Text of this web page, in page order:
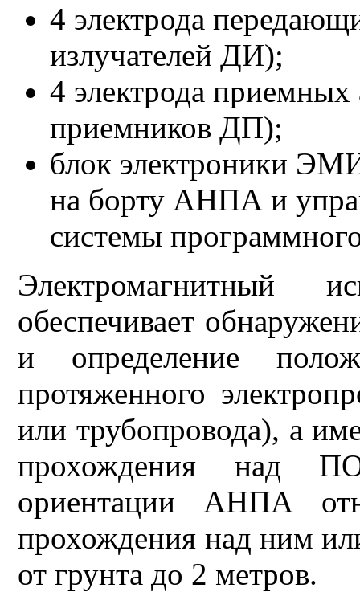
4 электрода
излучателей ДИ);
4 электрода
приемников ДП);
блок электроники
на борту АНПА и
системы
Электромагнитный
обеспечивает
и определение
протяженного
или трубопровода), а
прохождения над
ориентации АНПА
прохождения над ним
от грунта до 2 метров.